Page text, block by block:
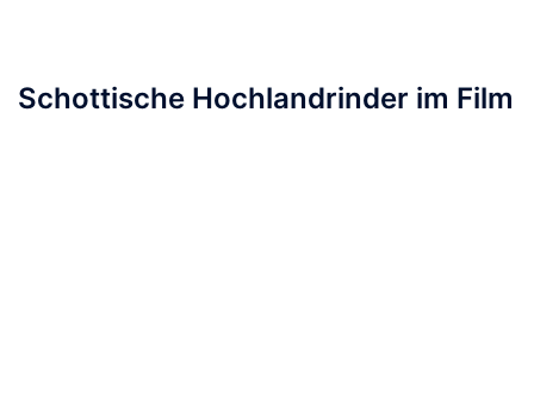
Schottische Hochlandrinder im Film